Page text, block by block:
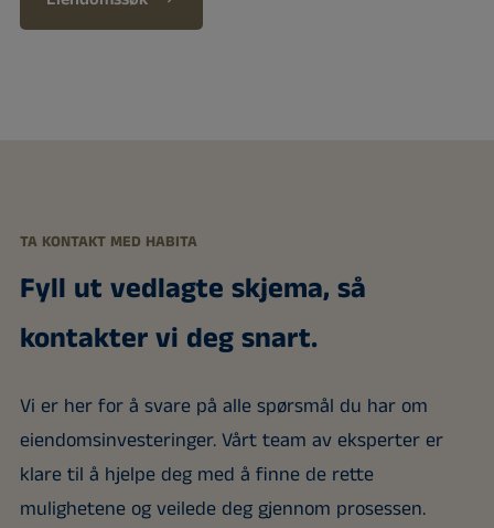
TA KONTAKT MED HABITA
Fyll ut vedlagte skjema, så
kontakter vi deg snart.
Vi er her for å svare på alle spørsmål du har om
eiendomsinvesteringer. Vårt team av eksperter er
klare til å hjelpe deg med å finne de rette
mulighetene og veilede deg gjennom prosessen.